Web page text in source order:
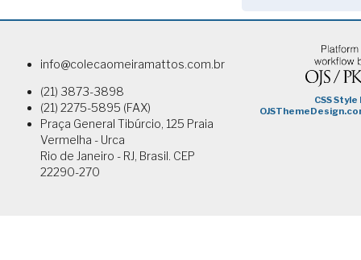
info@colecaomeiramattos.com.br
(21) 3873-3898
(21) 2275-5895 (FAX)
Praça General Tibúrcio, 125 Praia
Vermelha - Urca
Rio de Janeiro - RJ, Brasil. CEP
22290-270